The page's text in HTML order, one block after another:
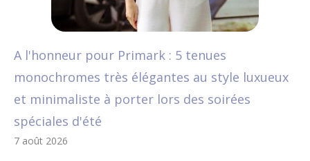
A l'honneur pour Primark : 5 tenues
monochromes très élégantes au style luxueux
et minimaliste à porter lors des soirées
spéciales d'été
7 août 2026